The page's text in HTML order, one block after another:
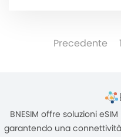
Precedente 1
BNESIM offre soluzioni
garantendo una